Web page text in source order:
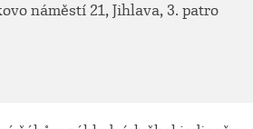
náměstí 21, Jihlava, 3. patro